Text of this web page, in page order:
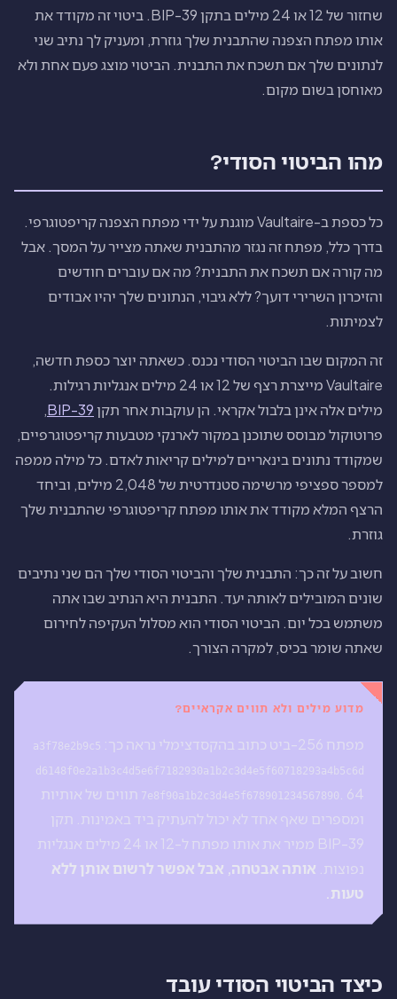
שחזור של 12 או 24 מילים בתקן BIP-39. ביטוי זה מקודד את
אותו מפתח הצפנה שהתבנית שלך גוזרת, ומעניק לך נתיב שני
לנתונים שלך אם תשכח את התבנית. הביטוי מוצג פעם אחת ולא
מאוחסן בשום מקום.
מהו הביטוי הסודי?
כל כספת ב-Vaultaire מוגנת על ידי מפתח הצפנה קריפטוגרפי.
בדרך כלל, מפתח זה נגזר מהתבנית שאתה מצייר על המסך. אבל
מה קורה אם תשכח את התבנית? מה אם עוברים חודשים
והזיכרון השרירי דועך? ללא גיבוי, הנתונים שלך יהיו אבודים
לצמיתות.
זה המקום שבו הביטוי הסודי נכנס. כשאתה יוצר כספת חדשה,
Vaultaire מייצרת רצף של 12 או 24 מילים אנגליות רגילות.
מילים אלה אינן בלבול אקראי. הן עוקבות אחר תקןBIP-39
,
פרוטוקול מבוסס שתוכנן במקור לארנקי מטבעות קריפטוגרפיים,
שמקודד נתונים בינאריים למילים קריאות לאדם. כל מילה ממפה
למספר ספציפי מרשימה סטנדרטית של 2,048 מילים, וביחד
הרצף המלא מקודד את אותו מפתח קריפטוגרפי שהתבנית שלך
גוזרת.
חשוב על זה כך: התבנית שלך והביטוי הסודי שלך הם שני נתיבים
שונים המובילים לאותה יעד. התבנית היא הנתיב שבו אתה
משתמש בכל יום. הביטוי הסודי הוא מסלול העקיפה לחירום
שאתה שומר בכיס, למקרה הצורך.
מדוע מילים ולא תווים אקראיים?
מפתח 256-ביט כתוב בהקסדצימלי נראה כך:
a3f78e2b9c5
d6148f0e2a1b3c4d5e6f7182930a1b2c3d4e5f60718293a4b5c6d
7e8f90a1b2c3d4e5f678901234567890 . 64 תווים של אותיות
ומספרים שאף אחד לא יכול להעתיק ביד באמינות. תקן
BIP-39 ממיר את אותו מפתח ל-12 או 24 מילים אנגליות
נפוצות. אותה אבטחה, אבל אפשר לרשום אותן ללא
טעות.
כיצד הביטוי הסודי עובד